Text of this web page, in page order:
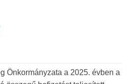
Önkormányzata a 2025. évben